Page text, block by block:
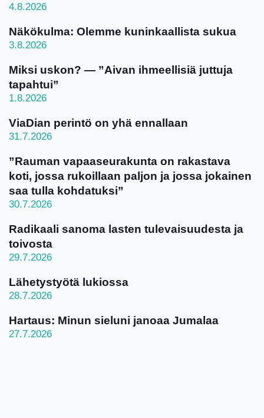
4.8.2026
Näkökulma: Olemme kuninkaallista sukua
3.8.2026
Miksi uskon? — ”Aivan ihmeellisiä juttuja
tapahtui”
1.8.2026
ViaDian perintö on yhä ennallaan
31.7.2026
”Rauman vapaaseurakunta on rakastava
koti, jossa rukoillaan paljon ja jossa jokainen
saa tulla kohdatuksi”
30.7.2026
Radikaali sanoma lasten tulevaisuudesta ja
toivosta
29.7.2026
Lähetystyötä lukiossa
28.7.2026
Hartaus: Minun sieluni janoaa Jumalaa
27.7.2026